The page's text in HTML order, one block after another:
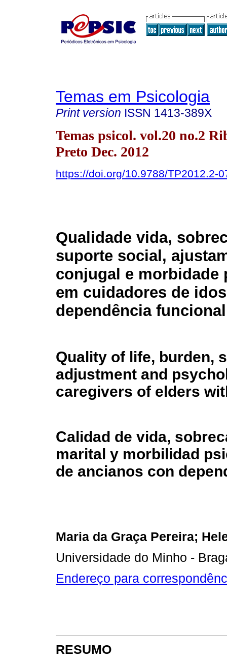
Temas em Psicologia
Print version ISSN 1413-389X
Temas psicol. vol.20 no.2
Preto Dec. 2012
https://doi.org/10.9788/TP2012.2-
Qualidade vida,
suporte social,
conjugal e morbidade
em cuidadores de
dependência funcional
Quality of life, burden,
adjustment and
caregivers of elders
Calidad de vida,
marital y morbilidad
de ancianos con
Maria da Graça Pereira;
Universidade do Minho -
Endereço para
RESUMO